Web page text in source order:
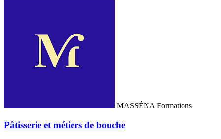
MASSÉNA Formations
Pâtisserie et métiers de bouche